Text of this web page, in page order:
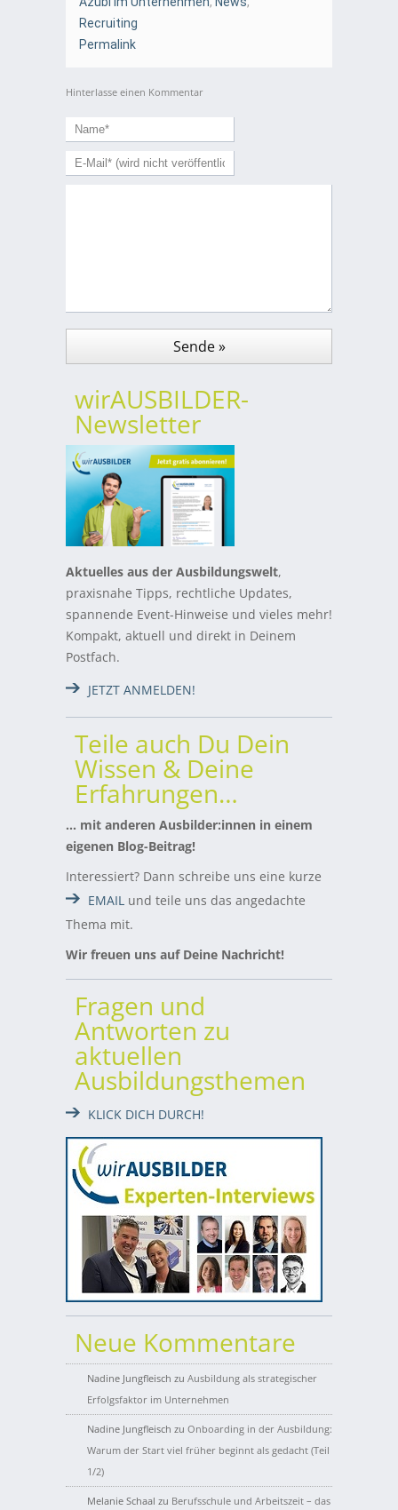
Recruiting
Permalink
Hinterlasse einen Kommentar
wirAUSBILDER-
Newsletter
Aktuelles aus der Ausbildungswelt,
praxisnahe Tipps, rechtliche Updates,
spannende Event-Hinweise und vieles mehr!
Kompakt, aktuell und direkt in Deinem
Postfach.
JETZT ANMELDEN!
Teile auch Du Dein
Wissen & Deine
Erfahrungen…
… mit anderen Ausbilder:innen in einem
eigenen Blog-Beitrag!
Interessiert? Dann schreibe uns eine kurze
EMAIL und teile uns das angedachte
Thema mit.
Wir freuen uns auf Deine Nachricht!
Fragen und
Antworten zu
aktuellen
Ausbildungsthemen
KLICK DICH DURCH!
Neue Kommentare
Nadine Jungfleisch zu Ausbildung als strategischer
Erfolgsfaktor im Unternehmen
Nadine Jungfleisch zu Onboarding in der Ausbildung:
Warum der Start viel früher beginnt als gedacht (Teil
1/2)
Melanie Schaal zu Berufsschule und Arbeitszeit – das